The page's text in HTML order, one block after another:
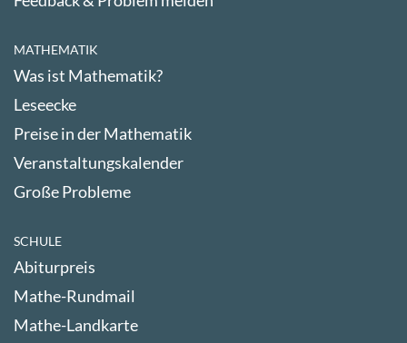
MATHEMATIK
Was ist Mathematik?
Leseecke
Preise in der Mathematik
Veranstaltungskalender
Große Probleme
SCHULE
Abiturpreis
Mathe-Rundmail
Mathe-Landkarte